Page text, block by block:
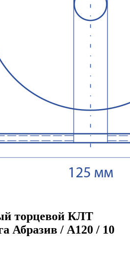
торцевой КЛТ
Абразив / А120 / 10